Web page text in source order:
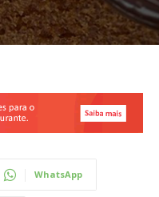
WhatsApp